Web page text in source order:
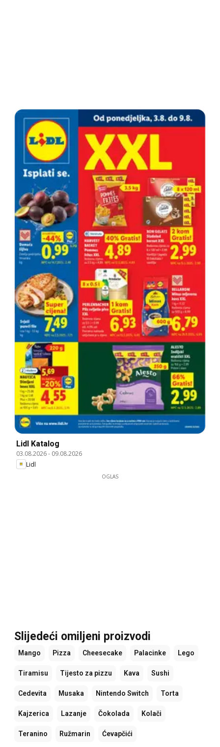
Lidl Katalog
03.08.2026- 09.08.2026
Lidl
OGLAS
Slijedeći omiljeni proizvodi
Mango Pizza Cheesecake Palacinke Lego
Tiramisu Tijesto za pizzu Kava Sushi
Cedevita Musaka Nintendo Switch Torta
Kajzerica Lazanje Čokolada Kolači
Teranino Ružmarin Ćevapčići